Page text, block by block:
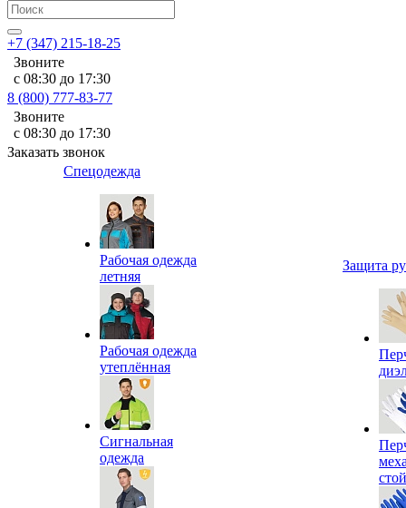
+7 (347) 215-18-25
Звоните
с 08:30 до 17:30
8 (800) 777-83-77
Звоните
с 08:30 до 17:30
Заказать звонок
Спецодежда
Рабочая одежда
летняя
Рабочая одежда
утеплённая
Сигнальная
одежда
Защита